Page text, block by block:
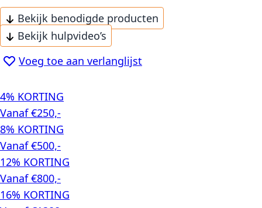
Bekijk benodigde producten
Bekijk hulpvideo’s
Voeg toe aan verlanglijst
4% KORTING
Vanaf €250,-
8% KORTING
Vanaf €500,-
12% KORTING
Vanaf €800,-
16% KORTING